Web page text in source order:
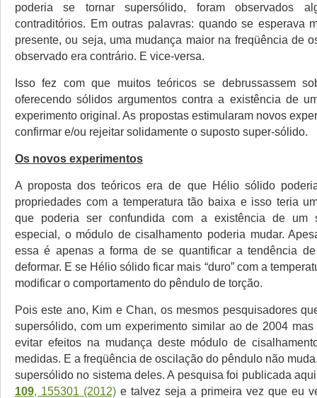
poderia se tornar supersólido, foram observados
contraditórios. Em outras palavras: quando se esperava
presente, ou seja, uma mudança maior na freqüência de
observado era contrário. E vice-versa.
Isso fez com que muitos teóricos se debrussassem
oferecendo sólidos argumentos contra a existência de
experimento original. As propostas estimularam novos
confirmar e/ou rejeitar solidamente o suposto super-sólido.
Os novos experimentos
A proposta dos teóricos era de que Hélio sólido
propriedades com a temperatura tão baixa e isso teria
que poderia ser confundida com a existência de um
especial, o módulo de cisalhamento poderia mudar.
essa é apenas a forma de se quantificar a tendência
deformar. E se Hélio sólido ficar mais “duro” com a
modificar o comportamento do pêndulo de torção.
Pois este ano, Kim e Chan, os mesmos pesquisadores
supersólido, com um experimento similar ao de 2004
evitar efeitos na mudança deste módulo de
medidas. E a freqüência de oscilação do pêndulo não
supersólido no sistema deles. A pesquisa foi publicada
109, 155301 (2012) e talvez seja a primeira vez que eu